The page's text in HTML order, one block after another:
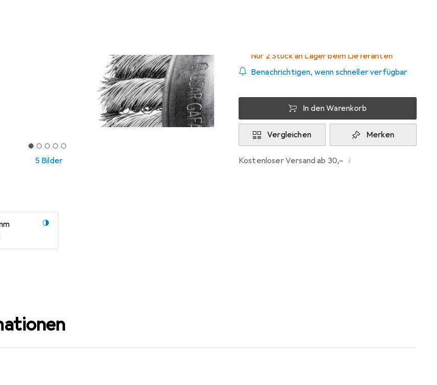
5 Bilder
Nur 2 Stück an Lager beim Lieferanten
Benachrichtigen, wenn schneller verfügbar
In den Warenkorb
Vergleichen Merken
Kostenloser Versand ab 30,– i